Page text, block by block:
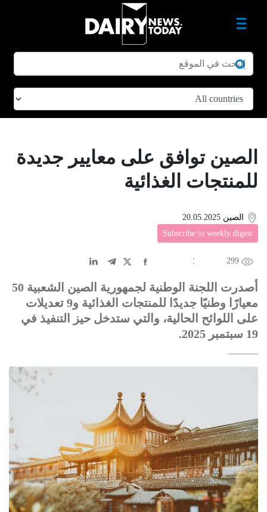
الصين توافق على معايير جديدة
للمنتجات الغذائية
الصين 20.05.2025
Subscribe to weekly digest
299
中文
DE عربى
أصدرت اللجنة الوطنية لجمهورية الصين الشعبية 50
معيارًا وطنيًا جديدًا للمنتجات الغذائية و9 تعديلات
على اللوائح الحالية، والتي ستدخل حيز التنفيذ في
19 سبتمبر 2025.